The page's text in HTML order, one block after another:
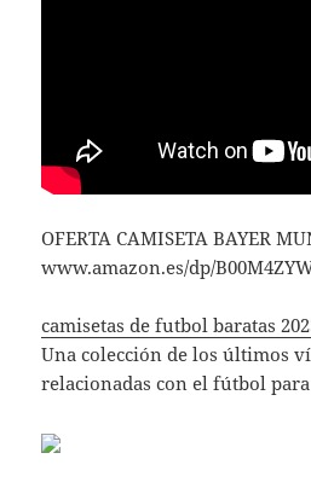
OFERTA CAMISETA BAYER
www.amazon.es/dp/
camisetas de futbol baratas
Una colección de los últimos
relacionadas con el fútbol